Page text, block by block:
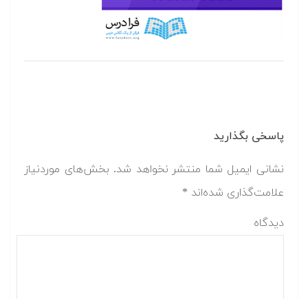
پاسخی بگذارید
نشانی ایمیل شما منتشر نخواهد شد. بخش‌های موردنیاز
علامت‌گذاری شده‌اند *
دیدگاه